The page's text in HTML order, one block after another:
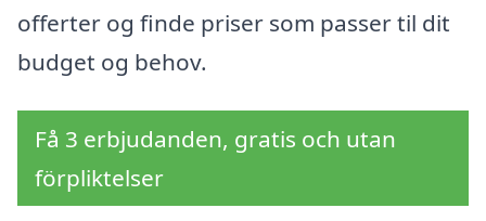
offerter og finde priser som passer til dit
budget og behov.
Få 3 erbjudanden, gratis och utan
förpliktelser